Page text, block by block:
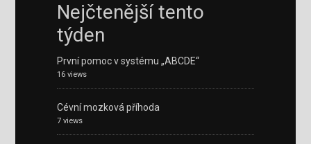
Nejčtenější tento
týden
První pomoc v systému „ABCDE“
16 views
Cévní mozková příhoda
7 views